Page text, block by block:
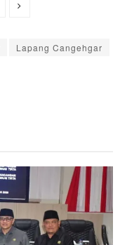
Lapang Cangehgar